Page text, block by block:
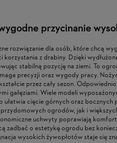
przycinanie
rozwiązanie dla osób, które chcą
z drabiny. Dzięki
stabilną pozycję na ziemi. To
precyzji oraz wygody pracy.
przez cały sezon.
gałęziami. Wiele modeli
cięcie górnych oraz
ogrodów, jak i
uchwyty poprawiają
zadbać o estetykę ogrodu bez
wysokich żywopłotów staje się